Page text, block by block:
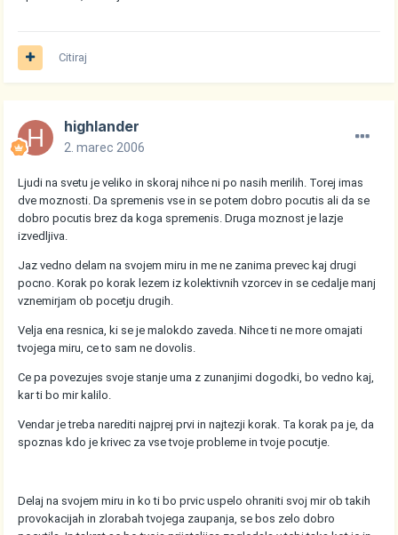
Citiraj
highlander
2. marec 2006
Ljudi na svetu je veliko in skoraj nihce ni po nasih merilih. Torej imas
dve moznosti. Da spremenis vse in se potem dobro pocutis ali da se
dobro pocutis brez da koga spremenis. Druga moznost je lazje
izvedljiva.
Jaz vedno delam na svojem miru in me ne zanima prevec kaj drugi
pocno. Korak po korak lezem iz kolektivnih vzorcev in se cedalje manj
vznemirjam ob pocetju drugih.
Velja ena resnica, ki se je malokdo zaveda. Nihce ti ne more omajati
tvojega miru, ce to sam ne dovolis.
Ce pa povezujes svoje stanje uma z zunanjimi dogodki, bo vedno kaj,
kar ti bo mir kalilo.
Vendar je treba narediti najprej prvi in najtezji korak. Ta korak pa je, da
spoznas kdo je krivec za vse tvoje probleme in tvoje pocutje.
Delaj na svojem miru in ko ti bo prvic uspelo ohraniti svoj mir ob takih
provokacijah in zlorabah tvojega zaupanja, se bos zelo dobro